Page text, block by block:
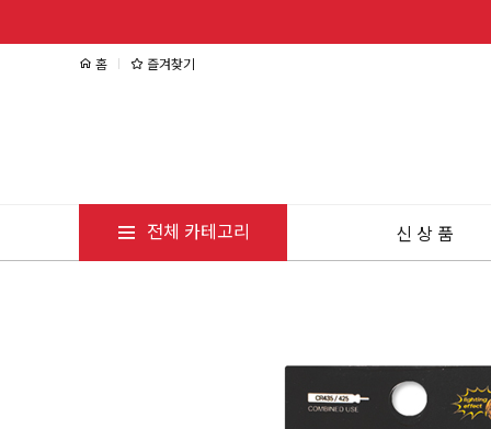
홈 즐겨찾기
전체 카테고리 신 상 품